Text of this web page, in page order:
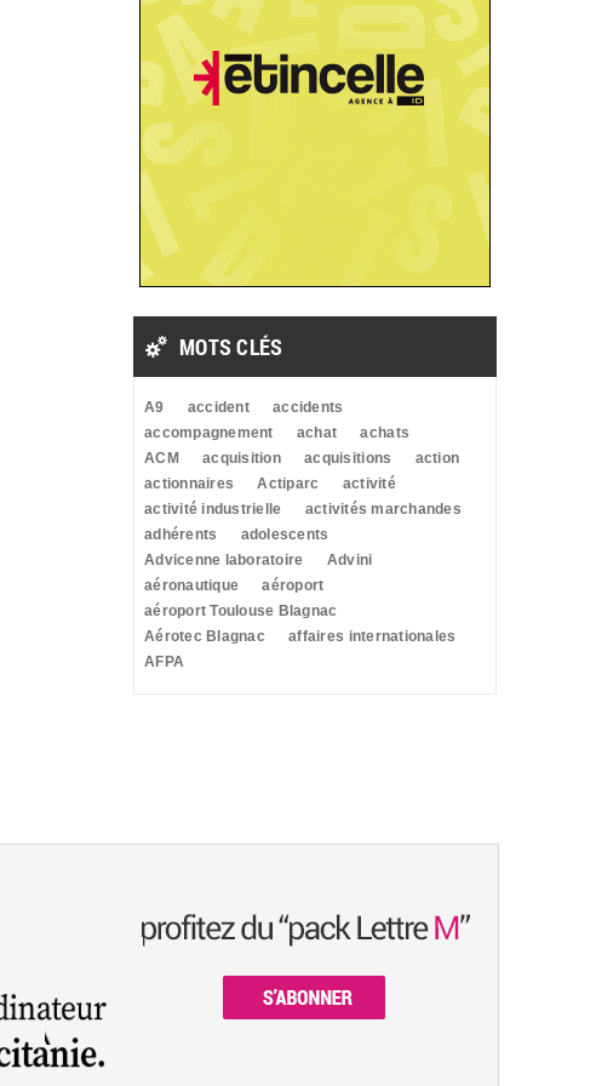
MOTS CLÉS
A9 accident
accidents
accompagnement
achat
achats
ACM
acquisition acquisitions
action
actionnaires
Actiparc
activité
activité industrielle
activités marchandes
adhérents
adolescents
Advicenne laboratoire
Advini
aéronautique
aéroport
aéroport Toulouse Blagnac
Aérotec Blagnac
affaires internationales
AFPA